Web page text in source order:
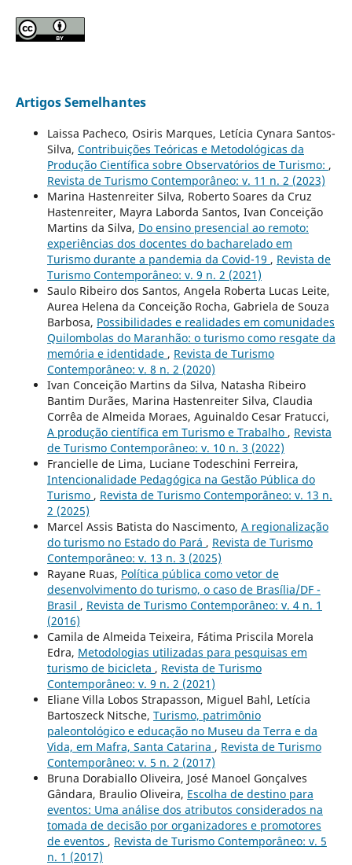
Artigos Semelhantes
Laissa Pacheco, Osiris Marques, Letícia Cynara Santos-
Silva, Contribuições Teóricas e Metodológicas da
Produção Científica sobre Observatórios de Turismo: ,
Revista de Turismo Contemporâneo: v. 11 n. 2 (2023)
Marina Hastenreiter Silva, Roberto Soares da Cruz
Hastenreiter, Mayra Laborda Santos, Ivan Conceição
Martins da Silva, Do ensino presencial ao remoto:
experiências dos docentes do bacharelado em
Turismo durante a pandemia da Covid-19 , Revista de
Turismo Contemporâneo: v. 9 n. 2 (2021)
Saulo Ribeiro dos Santos, Angela Roberta Lucas Leite,
Aurea Helena da Conceição Rocha, Gabriela de Souza
Barbosa, Possibilidades e realidades em comunidades
Quilombolas do Maranhão: o turismo como resgate da
memória e identidade , Revista de Turismo
Contemporâneo: v. 8 n. 2 (2020)
Ivan Conceição Martins da Silva, Natasha Ribeiro
Bantim Durães, Marina Hastenreiter Silva, Claudia
Corrêa de Almeida Moraes, Aguinaldo Cesar Fratucci,
A produção científica em Turismo e Trabalho , Revista
de Turismo Contemporâneo: v. 10 n. 3 (2022)
Francielle de Lima, Luciane Todeschini Ferreira,
Intencionalidade Pedagógica na Gestão Pública do
Turismo , Revista de Turismo Contemporâneo: v. 13 n.
2 (2025)
Marcel Assis Batista do Nascimento, A regionalização
do turismo no Estado do Pará , Revista de Turismo
Contemporâneo: v. 13 n. 3 (2025)
Rayane Ruas, Política pública como vetor de
desenvolvimento do turismo, o caso de Brasília/DF -
Brasil , Revista de Turismo Contemporâneo: v. 4 n. 1
(2016)
Camila de Almeida Teixeira, Fátima Priscila Morela
Edra, Metodologias utilizadas para pesquisas em
turismo de bicicleta , Revista de Turismo
Contemporâneo: v. 9 n. 2 (2021)
Eliane Villa Lobos Strapasson, Miguel Bahl, Letícia
Bartoszeck Nitsche, Turismo, patrimônio
paleontológico e educação no Museu da Terra e da
Vida, em Mafra, Santa Catarina , Revista de Turismo
Contemporâneo: v. 5 n. 2 (2017)
Bruna Dorabiallo Oliveira, José Manoel Gonçalves
Gândara, Braulio Oliveira, Escolha de destino para
eventos: Uma análise dos atributos considerados na
tomada de decisão por organizadores e promotores
de eventos , Revista de Turismo Contemporâneo: v. 5
n. 1 (2017)